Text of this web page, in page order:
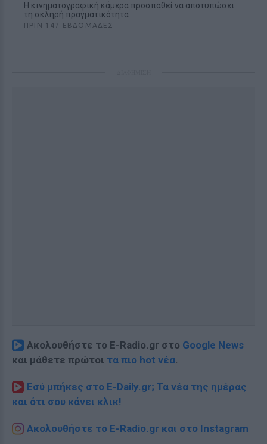
Η κινηματογραφική κάμερα προσπαθεί να αποτυπώσει
τη σκληρή πραγματικότητα
ΠΡΙΝ 147 ΕΒΔΟΜΆΔΕΣ
Ακολουθήστε το E-Radio.gr στο Google News
και μάθετε πρώτοι τα πιο hot νέα.
Εσύ μπήκες στο E-Daily.gr; Τα νέα της ημέρας
και ότι σου κάνει κλικ!
Ακολουθήστε το E-Radio.gr και στο Instagram